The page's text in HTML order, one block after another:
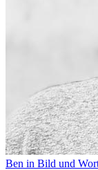
Ben in Bild und